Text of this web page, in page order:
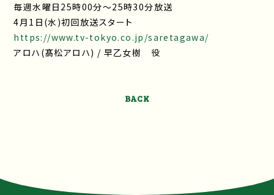
毎週水曜日25時00分～25時30分放送
4⽉1⽇(水)初回放送スタート
https://www.tv-tokyo.co.jp/saretagawa/
アロハ(髙松アロハ) / 早乙女樹 役
BACK